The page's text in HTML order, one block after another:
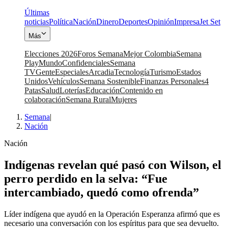
Últimas
noticiasPolíticaNaciónDineroDeportesOpiniónImpresaJet Set
Más
Elecciones 2026Foros SemanaMejor ColombiaSemana
PlayMundoConfidencialesSemana
TVGenteEspecialesArcadiaTecnologíaTurismoEstados
UnidosVehículosSemana SostenibleFinanzas Personales4
PatasSaludLoteríasEducaciónContenido en
colaboraciónSemana RuralMujeres
Semana|
Nación
Nación
Indígenas revelan qué pasó con Wilson, el
perro perdido en la selva: “Fue
intercambiado, quedó como ofrenda”
Líder indígena que ayudó en la Operación Esperanza afirmó que es
necesario una conversación con los espíritus para que sea devuelto.